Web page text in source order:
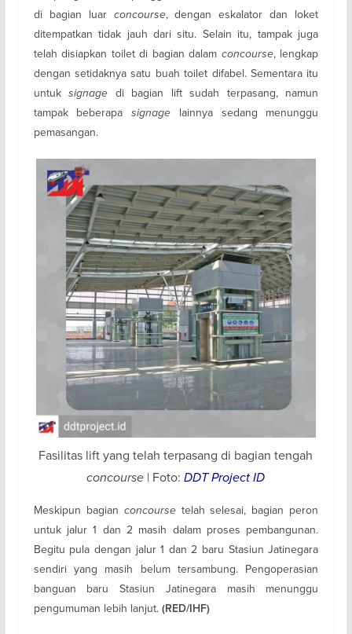
di bagian luar concourse, dengan eskalator dan loket
ditempatkan tidak jauh dari situ. Selain itu, tampak juga
telah disiapkan toilet di bagian dalam concourse, lengkap
dengan setidaknya satu buah toilet difabel. Sementara itu
untuksignage di bagian lift sudah terpasang, namun
tampak beberapasignage lainnya sedang menunggu
pemasangan.
Fasilitas lift yang telah terpasang di bagian tengah
concourse | Foto:DDT Project ID
Meskipun bagian concourse telah selesai, bagian peron
untuk jalur 1 dan 2 masih dalam proses pembangunan.
Begitu pula dengan jalur 1 dan 2 baru Stasiun Jatinegara
sendiri yang masih belum tersambung. Pengoperasian
banguan baru Stasiun Jatinegara masih menunggu
pengumuman lebih lanjut. (RED/IHF)